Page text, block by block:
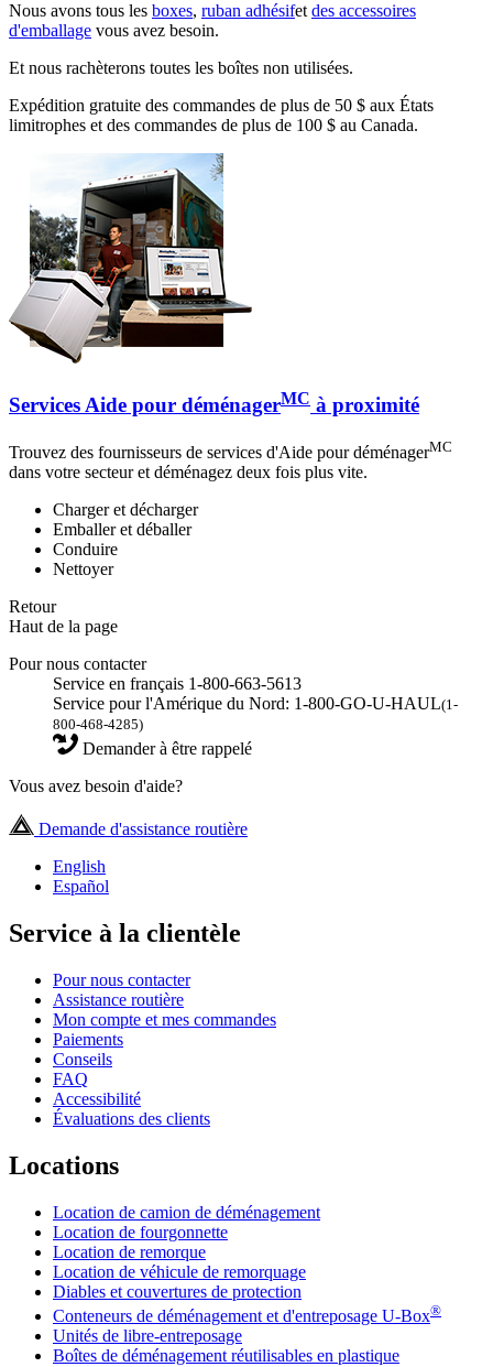
Nous avons tous les boxes, ruban adhésifetdes accessoires
d'emballage vous avez besoin.
Et nous rachèterons toutes les boîtes non utilisées.
Expédition gratuite des commandes de plus de 50 $ aux États
limitrophes et des commandes de plus de 100 $ au Canada.
Services Aide pour déménagerMC à proximité
Trouvez des fournisseurs de services d'Aide pour déménagerMC
dans votre secteur et déménagez deux fois plus vite.
Charger et décharger
Emballer et déballer
Conduire
Nettoyer
Retour
Haut de la page
Pour nous contacter
Service en français 1-800-663-5613
Service pour l'Amérique du Nord: 1-800-GO-U-HAUL(1-
800-468-4285)
Demander à être rappelé
Vous avez besoin d'aide?
Demande d'assistance routière
English
Español
Service à la clientèle
Pour nous contacter
Assistance routière
Mon compte et mes commandes
Paiements
Conseils
FAQ
Accessibilité
Évaluations des clients
Locations
Location de camion de déménagement
Location de fourgonnette
Location de remorque
Location de véhicule de remorquage
Diables et couvertures de protection
Conteneurs de déménagement et d'entreposage U-Box®
Unités de libre-entreposage
Boîtes de déménagement réutilisables en plastique